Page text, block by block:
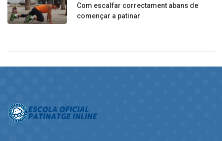
Com escalfar correctament abans de
començar a patinar